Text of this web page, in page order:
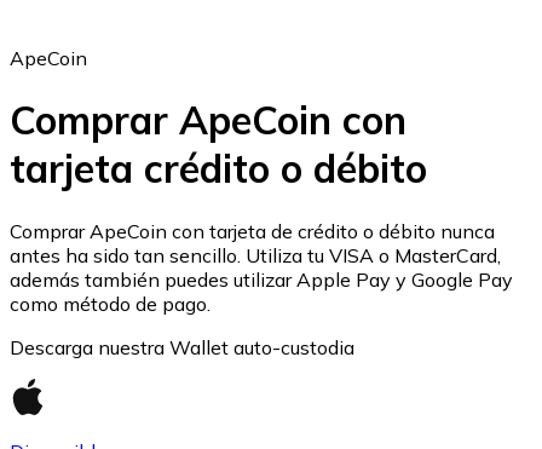
Ethereum
ETH
ApeCoin
Comprar ApeCoin con
tarjeta crédito o débito
Comprar ApeCoin con tarjeta de crédito o débito nunca
antes ha sido tan sencillo. Utiliza tu VISA o MasterCard,
además también puedes utilizar Apple Pay y Google Pay
como método de pago.
Descarga nuestra Wallet auto-custodia